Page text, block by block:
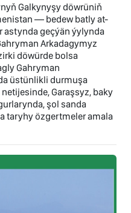
Galkynyşy döwrüniň
— bedew batly at-
astynda geçýän ýylynda
Arkadagymyz
döwürde bolsa
Gahryman
üstünlikli durmuşa
Garaşsyz, baky
şol sanda
taryhy özgertmeler amala